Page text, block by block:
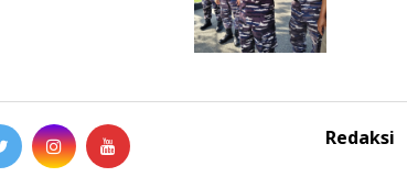
Redaksi